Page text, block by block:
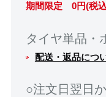
期間限定 0円(税
タイヤ単品・
配送・返品につ
○注文日翌日